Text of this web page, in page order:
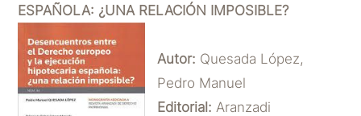
ESPAÑOLA: ¿UNA RELACIÓN IMPOSIBLE?
Autor: Quesada López,
Pedro Manuel
Editorial: Aranzadi